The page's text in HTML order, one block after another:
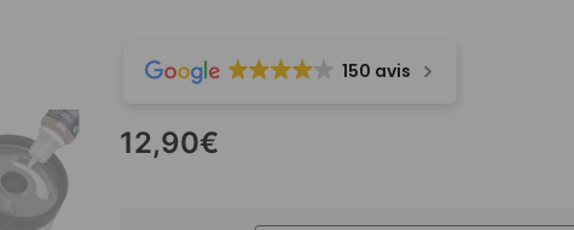
150 avis
12,90€